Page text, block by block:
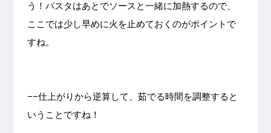
う！パスタはあとでソースと一緒に加熱するので、
ここでは少し早めに火を止めておくのがポイントで
すね。
−−仕上がりから逆算して、茹でる時間を調整すると
いうことですね！